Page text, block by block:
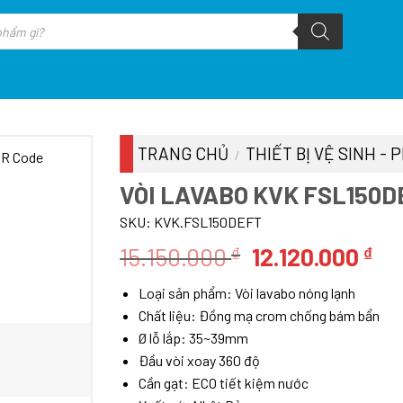
TRANG CHỦ / THIẾT BỊ VỆ SINH -
VÒI LAVABO KVK
SKU: KVK.FSL150DEFT
15.150.000₫ Giá
là:
15.150.000 ₫.
12.120.000 ₫Giá
tại
là:
Loại sản phẩm: Vòi lavabo nóng lạnh
Chất liệu: Đồng mạ crom chống bám bẩn
Ø lỗ lắp: 35~39mm
Đầu vòi xoay 360 độ
Cần gạt: ECO tiết kiệm nước